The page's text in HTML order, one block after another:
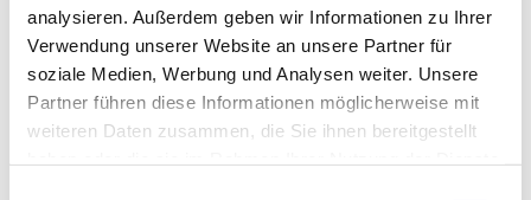
analysieren. Außerdem geben wir Informationen zu Ihrer
Verwendung unserer Website an unsere Partner für
soziale Medien, Werbung und Analysen weiter. Unsere
Partner führen diese Informationen möglicherweise mit
weiteren Daten zusammen, die Sie ihnen bereitgestellt